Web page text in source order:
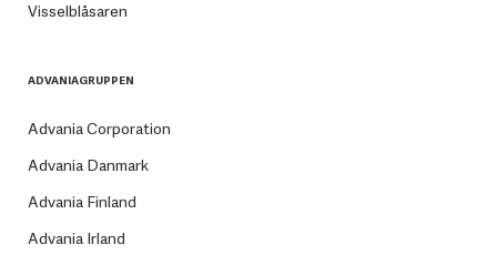
Visselblåsaren
ADVANIAGRUPPEN
Advania Corporation
Advania Danmark
Advania Finland
Advania Irland